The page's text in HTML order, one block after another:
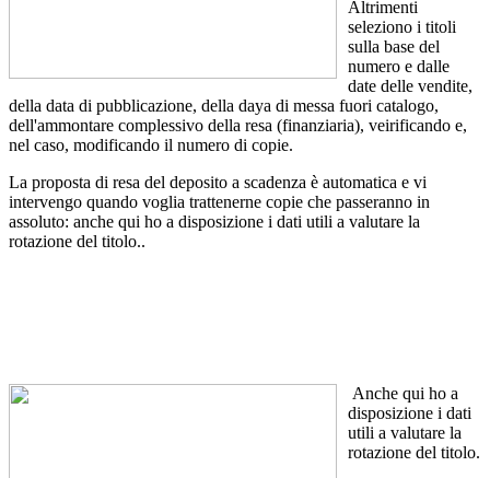
Altrimenti
seleziono i titoli
sulla base del
numero e dalle
date delle vendite,
della data di pubblicazione, della daya di messa fuori catalogo,
dell'ammontare complessivo della resa (finanziaria), veirificando e,
nel caso, modificando il numero di copie.
La proposta di resa del deposito a scadenza è automatica e vi
intervengo quando voglia trattenerne copie che passeranno in
assoluto: anche qui ho a disposizione i dati utili a valutare la
rotazione del titolo..
Anche qui ho a
disposizione i dati
utili a valutare la
rotazione del titolo.